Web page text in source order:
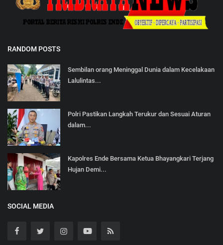
RANDOM POSTS
Sembilan orang Meninggal Dunia dalam Kecelakaan
Lalulintas...
Polri Pastikan Langkah Terukur dan Sesuai Aturan
dalam...
Kapolres Ende Bersama Ketua Bhayangkari Terjang
Hujan Demi...
SOCIAL MEDIA